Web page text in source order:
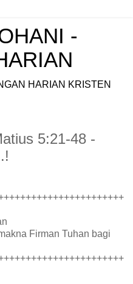
-
HARIAN KRISTEN
5:21-48 -
Firman Tuhan bagi